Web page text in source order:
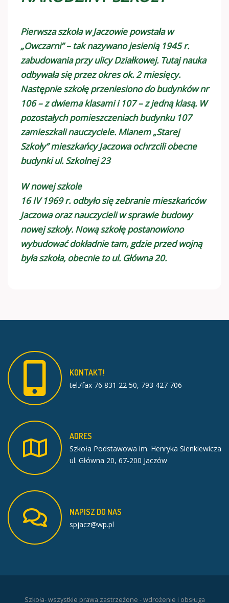
Pierwsza szkoła w Jaczowie powstała w
„Owczarni” – tak nazywano jesienią 1945 r.
zabudowania przy ulicy Działkowej. Tutaj nauka
odbywała się przez okres ok. 2 miesięcy.
Następnie szkołę przeniesiono do budynków nr
106 – z dwiema klasami i 107 – z jedną klasą. W
pozostałych pomieszczeniach budynku 107
zamieszkali nauczyciele. Mianem „Starej
Szkoły” mieszkańcy Jaczowa ochrzcili obecne
budynki ul. Szkolnej 23
W nowej szkole
16 IV 1969 r. odbyło się zebranie mieszkańców
Jaczowa oraz nauczycieli w sprawie budowy
nowej szkoły. Nową szkołę postanowiono
wybudować dokładnie tam, gdzie przed wojną
była szkoła, obecnie to ul. Główna 20.
KONTAKT!
tel./fax 76 831 22 50, 793 427 706
ADRES
Szkoła Podstawowa im. Henryka Sienkiewicza
ul. Główna 20, 67-200 Jaczów
NAPISZDO NAS
spjacz@wp.pl
Szkoła- wszystkie prawa zastrzeżone - wdrożenie i obsługa